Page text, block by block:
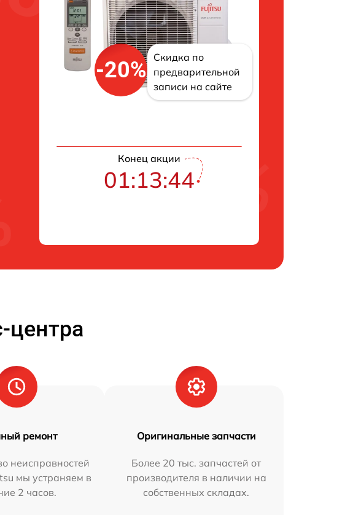
-20%
Скидка по
предварительной
записи на сайте
Конец акции
01:13:43
центра
ремонт
неисправностей
мы устраняем в
2 часов.
Оригинальные запчасти
Более 20 тыс. запчастей от
производителя в наличии на
собственных складах.